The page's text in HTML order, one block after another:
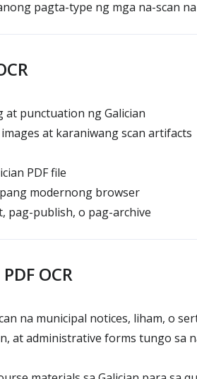
pagta-type ng mga na-scan
at punctuation ng Galician
at karaniwang scan artifacts
PDF file
modernong browser
pag-publish, o pag-archive
OCR
na municipal notices, liham, o
at administrative forms tungo sa